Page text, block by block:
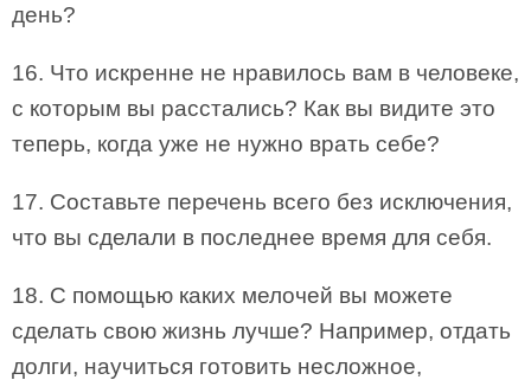
день?
16. Что искренне не нравилось вам в человеке,
с которым вы расстались? Как вы видите это
теперь, когда уже не нужно врать себе?
17. Составьте перечень всего без исключения,
что вы сделали в последнее время для себя.
18. С помощью каких мелочей вы можете
сделать свою жизнь лучше? Например, отдать
долги, научиться готовить несложное,